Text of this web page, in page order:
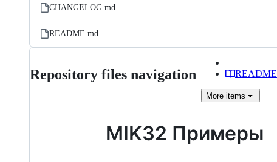
CHANGELOG.md
README.md
Repository files navigation README
More items
MIK32 Примеры